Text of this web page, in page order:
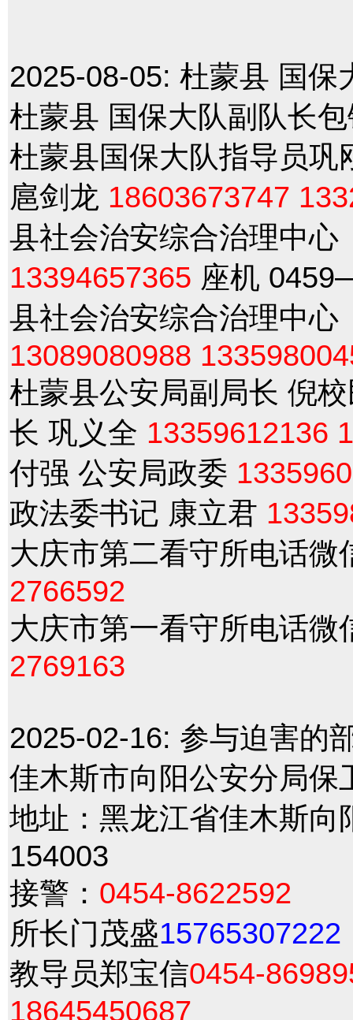
2025-08-05: 杜蒙县 国保
杜蒙县 国保大队副队长
杜蒙县国保大队指导员巩
扈剑龙 18603673747
县社会治安综合治理中心
13394657365 座机
县社会治安综合治理中心
13089080988
杜蒙县公安局副局长 倪
长 巩义全 13359612136
付强 公安局政委
政法委书记 康立君
大庆市第二看守所电话
2766592
大庆市第一看守所电话
2769163
2025-02-16: 参与迫害的
佳木斯市向阳公安分局保
地址：黑龙江省佳木斯向
154003
接警： 0454-8622592
所长门茂盛15765307222
教导员郑宝信0454-
18645450687